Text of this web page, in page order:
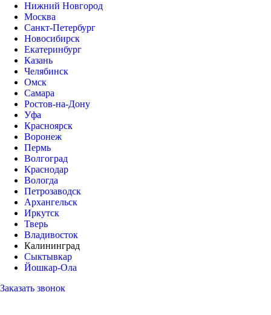
Нижний Новгород
Москва
Санкт-Петербург
Новосибирск
Екатеринбург
Казань
Челябинск
Омск
Самара
Ростов-на-Дону
Уфа
Красноярск
Воронеж
Пермь
Волгоград
Краснодар
Вологда
Петрозаводск
Архангельск
Иркутск
Тверь
Владивосток
Калининград
Сыктывкар
Йошкар-Ола
Заказать звонок